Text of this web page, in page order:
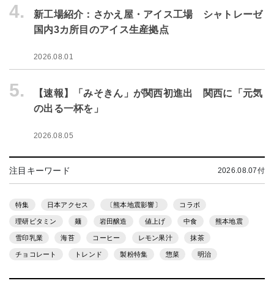
4.
新工場紹介：さかえ屋・アイス工場 シャトレーゼ
国内3カ所目のアイス生産拠点
2026.08.01
5.
【速報】「みそきん」が関西初進出 関西に「元気
の出る一杯を」
2026.08.05
注目キーワード 2026.08.07付
特集 日本アクセス 〔熊本地震影響〕 コラボ
理研ビタミン 麺 岩田醸造 値上げ 中食 熊本地震
雪印乳業 海苔 コーヒー レモン果汁 抹茶
チョコレート トレンド 製粉特集 惣菜 明治